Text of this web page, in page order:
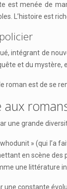
est menée de
L’histoire est
intégrant de
et du mystère,
roman est de se
aux
une grande
» (qui l’a
en scène
une littérature
une constante